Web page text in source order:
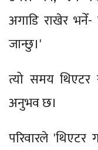
अगाडि राखेर भनेँ-
जान्छु।'
त्यो समय थिएटर
अनुभव छ।
परिवारले